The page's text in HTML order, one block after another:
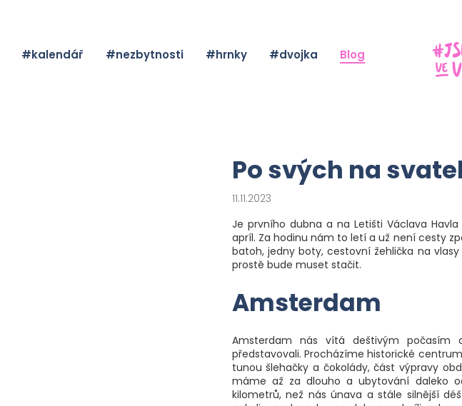
#kalendář #nezbytnosti #hrnky #dvojka Blog
Po svých na
11.11.2023
Je prvního dubna a na Letišti Václava
apríl. Za hodinu nám to letí a už není cesty
batoh, jedny boty, cestovní žehlička na
prostě bude muset stačit.
Amsterdam
Amsterdam nás vítá deštivým
představovali. Procházíme historické
tunou šlehačky a čokolády, část výpravy
máme až za dlouho a ubytování daleko
kilometrů, než nás únava a stále silnější
do
do